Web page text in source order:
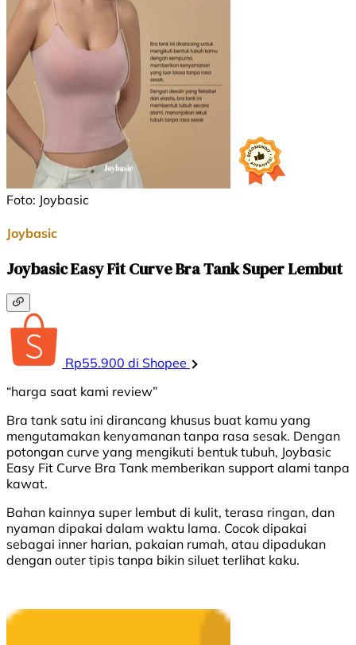
Foto: Joybasic
Joybasic
Joybasic Easy Fit Curve Bra Tank Super Lembut
Rp55.900 di Shopee
“harga saat kami review”
Bra tank satu ini dirancang khusus buat kamu yang
mengutamakan kenyamanan tanpa rasa sesak. Dengan
potongan curve yang mengikuti bentuk tubuh, Joybasic
Easy Fit Curve Bra Tank memberikan support alami tanpa
kawat.
Bahan kainnya super lembut di kulit, terasa ringan, dan
nyaman dipakai dalam waktu lama. Cocok dipakai
sebagai inner harian, pakaian rumah, atau dipadukan
dengan outer tipis tanpa bikin siluet terlihat kaku.